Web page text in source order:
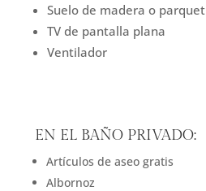
Suelo de madera o parquet
TV de pantalla plana
Ventilador
EN EL BAÑO PRIVADO:
Artículos de aseo gratis
Albornoz